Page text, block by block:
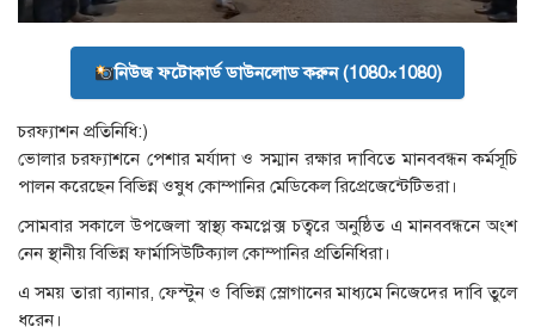
নিউজ ফটোকার্ড ডাউনলোড করুন (1080×1080)
চরফ্যাশন প্রতিনিধি:)
ভোলার চরফ্যাশনে পেশার মর্যাদা ও সম্মান রক্ষার দাবিতে মানববন্ধন কর্মসূচি
পালন করেছেন বিভিন্ন ওষুধ কোম্পানির মেডিকেল রিপ্রেজেন্টেটিভরা।
সোমবার সকালে উপজেলা স্বাস্থ্য কমপ্লেক্স চত্বরে অনুষ্ঠিত এ মানববন্ধনে অংশ
নেন স্থানীয় বিভিন্ন ফার্মাসিউটিক্যাল কোম্পানির প্রতিনিধিরা।
এ সময় তারা ব্যানার, ফেস্টুন ও বিভিন্ন স্লোগানের মাধ্যমে নিজেদের দাবি তুলে
ধরেন।